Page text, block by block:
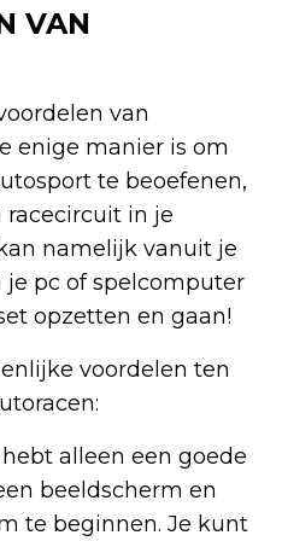
VAN
van
enige manier is om
te beoefenen,
in je
namelijk vanuit je
je pc of spelcomputer
opzetten en gaan!
voordelen ten
alleen een goede
beeldscherm en
te beginnen. Je kunt